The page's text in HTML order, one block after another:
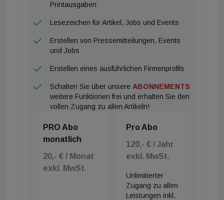
Printausgaben
Lesezeichen für Artikel, Jobs und Events
Erstellen von Pressemitteilungen, Events
und Jobs
Erstellen eines ausführlichen Firmenprofils
Schalten Sie über unsere ABONNEMENTS
weitere Funktionen frei und erhalten Sie den
vollen Zugang zu allen Artikeln!
PRO Abo
monatlich
20,- € / Monat
exkl. MwSt.
Pro Abo
120,- € / Jahr
exkl. MwSt.
Unlimitierter
Zugang zu allen
Leistungen inkl.